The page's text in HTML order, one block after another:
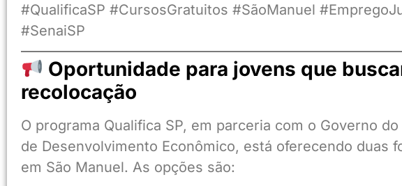
#QualificaSP #CursosGratuitos #SãoManuel
#SenaiSP
Oportunidade para jovens que
recolocação
O programa Qualifica SP, em parceria com o Governo
de Desenvolvimento Econômico, está oferecendo duas
em São Manuel. As opções são: